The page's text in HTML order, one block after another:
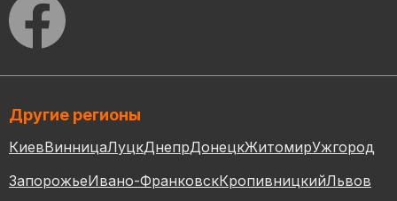
Другие регионы
КиевВинницаЛуцкДнепрДонецкЖитомирУжгород
ЗапорожьеИвано-ФранковскКропивницкийЛьвов